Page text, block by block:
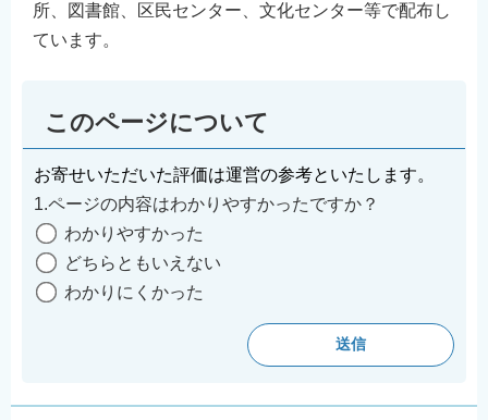
所、図書館、区民センター、文化センター等で配布し
ています。
このページについて
お寄せいただいた評価は運営の参考といたします。
1.ページの内容はわかりやすかったですか？
わかりやすかった
どちらともいえない
わかりにくかった